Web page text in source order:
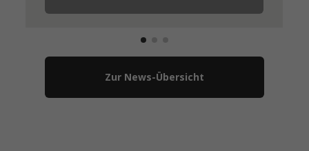
Zur News-Übersicht